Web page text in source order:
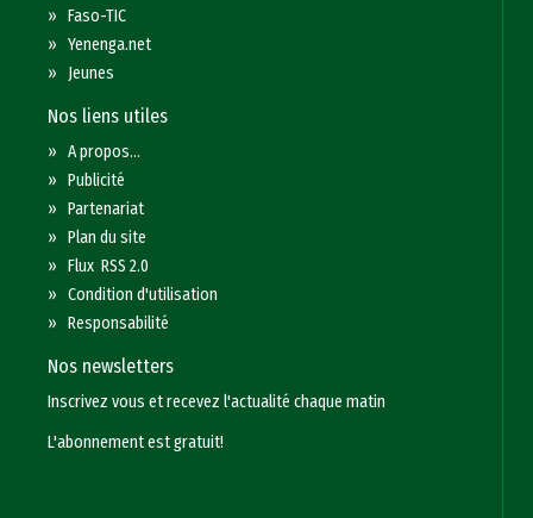
»Faso-TIC
»Yenenga.net
» Jeunes
Nos liens utiles
»A propos...
»Publicité
»Partenariat
»Plan du site
»Flux RSS 2.0
»Condition d'utilisation
»Responsabilité
Nos newsletters
Inscrivez vous et recevez l'actualité chaque matin
L'abonnement est gratuit!